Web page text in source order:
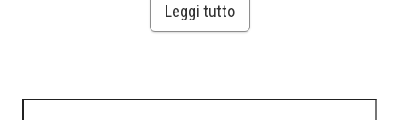
Leggi tutto